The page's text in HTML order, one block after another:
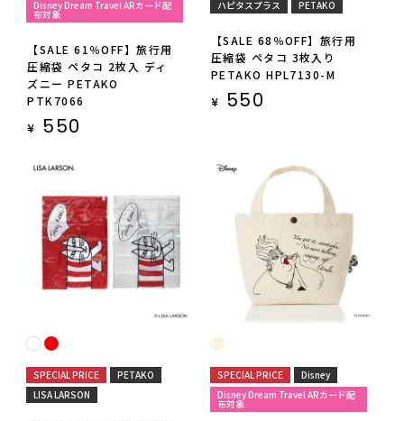
Disney Dream Travel ARカード配
布対象
【SALE 61％OFF】旅行用
圧縮袋 ペタコ 2枚入 ディ
ズニー PETAKO
PTK7066
¥ 550
ハピタスプラス
PETAKO
【SALE 68％OFF】旅行用
圧縮袋 ペタコ 3枚入り
PETAKO HPL7130-M
¥ 550
SPECIAL PRICE
PETAKO
LISA LARSON
SPECIAL PRICE
Disney
Disney Dream Travel ARカード配
布対象